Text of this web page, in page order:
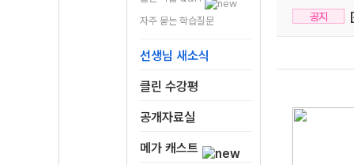
자주 묻는 학습질문
선생님 새소식
클린 수강평
공개자료실
메가 캐스트
공지